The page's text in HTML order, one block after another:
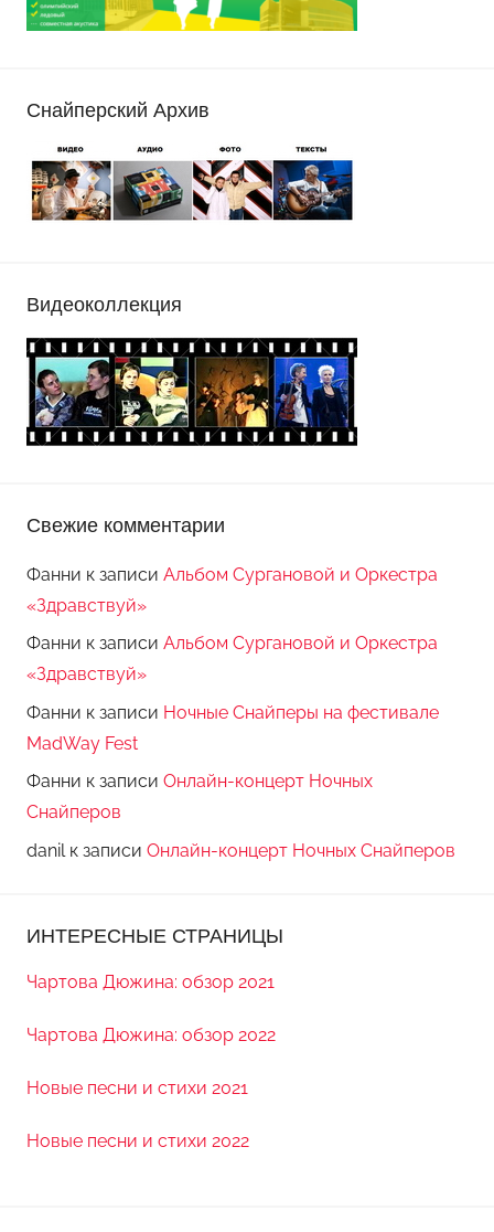
Снайперский Архив
Видеоколлекция
Свежие комментарии
Фанни к записи Альбом Сургановой и Оркестра
«Здравствуй»
Фанни к записи Альбом Сургановой и Оркестра
«Здравствуй»
Фанни к записи Ночные Снайперы на фестивале
MadWay Fest
Фанни к записи Онлайн-концерт Ночных
Снайперов
danil к записи Онлайн-концерт Ночных Снайперов
ИНТЕРЕСНЫЕ СТРАНИЦЫ
Чартова Дюжина: обзор 2021
Чартова Дюжина: обзор 2022
Новые песни и стихи 2021
Новые песни и стихи 2022